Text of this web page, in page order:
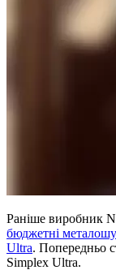
Раніше виробник
бюджетні
Ultra. Попередньо
Simplex Ultra.